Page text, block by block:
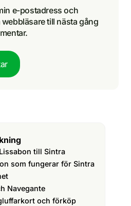
e-postadress och
till nästa gång
till Sintra
som fungerar för Sintra
Navegante
och förköp